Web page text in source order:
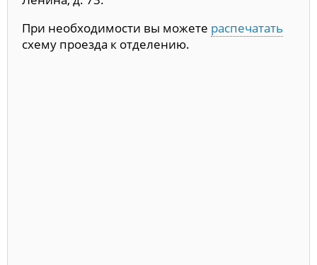
При необходимости вы можете распечатать
схему проезда к отделению.